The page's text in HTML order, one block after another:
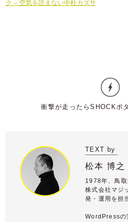
ク – 空気を読まない中杜カズサ
TEXT by
松本 博之
1978年、鳥取
株式会社マジ
発・運用を担
WordPressの